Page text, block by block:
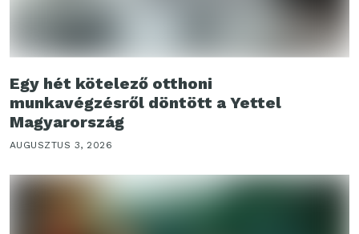
Egy hét kötelező otthoni
munkavégzésről döntött a Yettel
Magyarország
AUGUSZTUS 3, 2026